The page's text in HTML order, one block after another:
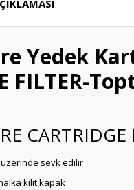
Yedek
FILTER-
CARTRIDGE
üzerinde sevk edilir
kilit kapak